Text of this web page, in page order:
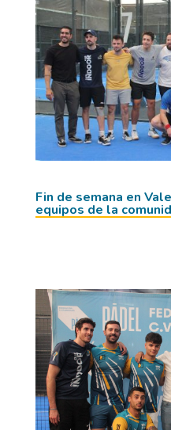
Fin de semana en
equipos de la